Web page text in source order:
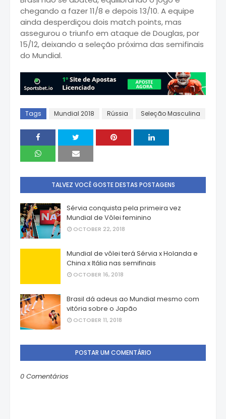
chegando a fazer 11/8 e depois 13/10. A equipe
ainda desperdiçou dois match points, mas
assegurou o triunfo em ataque de Douglas, por
15/12, deixando a seleção próxima das semifinais
do Mundial.
Tags Mundial 2018 Rússia Seleção Masculina
TALVEZ VOCÊ GOSTE DESTAS POSTAGENS
Sérvia conquista pela primeira vez
Mundial de Vôlei feminino
OCTOBER 22, 2018
Mundial de vôlei terá Sérvia x Holanda e
China x Itália nas semifinais
OCTOBER 16, 2018
Brasil dá adeus ao Mundial mesmo com
vitória sobre o Japão
OCTOBER 11, 2018
POSTAR UM COMENTÁRIO
0 Comentários